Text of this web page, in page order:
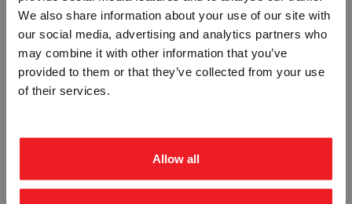
We also share information about your use of our site with
our social media, advertising and analytics partners who
may combine it with other information that you’ve
provided to them or that they’ve collected from your use
of their services.
Allow all
HOVEDSTOPPEKRAN -
ETTERLYSENDE PVC
Vennligst velg portal
BEDRIFT PRIVAT